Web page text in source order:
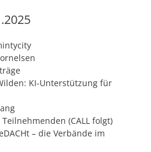
KI-Unterstützung für
(CALL folgt)
– die Verbände im